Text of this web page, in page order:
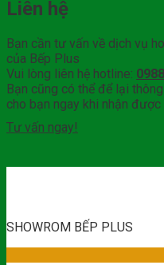
Liên hệ
Bạn cần tư vấn về dịch vụ
của Bếp Plus
Vui lòng liên hệ hotline:
Bạn cũng có thể để lại
cho bạn ngay khi nhận
Tư vấn ngay!
SHOWROM BẾP PLUS